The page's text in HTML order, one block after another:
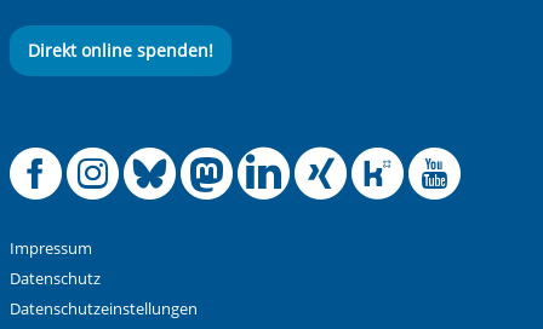
Direkt online spenden!
Offizielle
Offizielle
Offizielle
Offizielle
Offizielle
Impressum
Datenschutz
Datenschutzeinstellungen